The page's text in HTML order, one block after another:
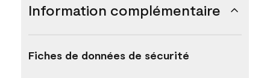
Information complémentaire
Fiches de données de sécurité